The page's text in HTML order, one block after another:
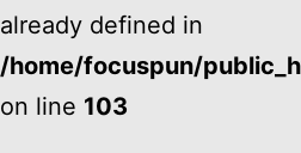
already defined in
/home/focuspun/
on line 103